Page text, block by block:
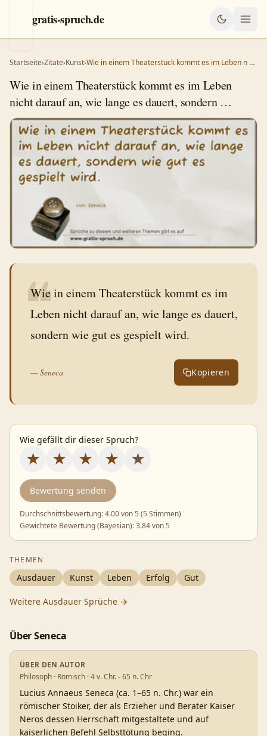
gratis-spruch.de
Startseite›Zitate›Kunst›Wie in einem Theaterstück kommt es im Leben n …
Wie in einem Theaterstück kommt es im Leben
nicht darauf an, wie lange es dauert, sondern …
❝
Wie in einem Theaterstück kommt es im
Leben nicht darauf an, wie lange es dauert,
sondern wie gut es gespielt wird.
—Seneca Kopieren
Wie gefällt dir dieser Spruch?
★ ★ ★ ★ ★
Bewertung senden
Durchschnittsbewertung:4.00von 5 (5 Stimmen)
Gewichtete Bewertung (Bayesian):3.84von 5
THEMEN
Ausdauer Kunst Leben Erfolg Gut
Weitere Ausdauer Sprüche →
ÜberSeneca
ÜBER DEN AUTOR
Philosoph · Römisch · 4 v. Chr. - 65 n. Chr
Lucius Annaeus Seneca (ca. 1–65 n. Chr.) war ein
römischer Stoiker, der als Erzieher und Berater Kaiser
Neros dessen Herrschaft mitgestaltete und auf
kaiserlichen Befehl Selbsttötung beging.